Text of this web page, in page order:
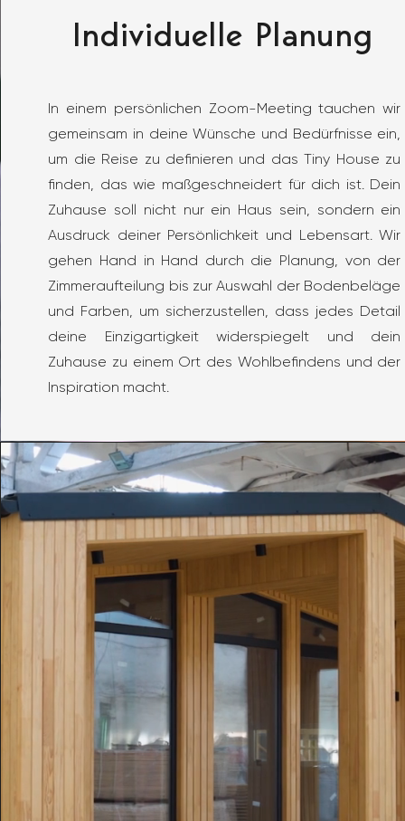
Individuelle Planung
In einem persönlichen Zoom-Meeting tauchen wir
gemeinsam in deine Wünsche und Bedürfnisse ein,
um die Reise zu definieren und das Tiny House zu
finden, das wie maßgeschneidert für dich ist. Dein
Zuhause soll nicht nur ein Haus sein, sondern ein
Ausdruck deiner Persönlichkeit und Lebensart. Wir
gehen Hand in Hand durch die Planung, von der
Zimmeraufteilung bis zur Auswahl der Bodenbeläge
und Farben, um sicherzustellen, dass jedes Detail
deine Einzigartigkeit widerspiegelt und dein
Zuhause zu einem Ort des Wohlbefindens und der
Inspiration macht.